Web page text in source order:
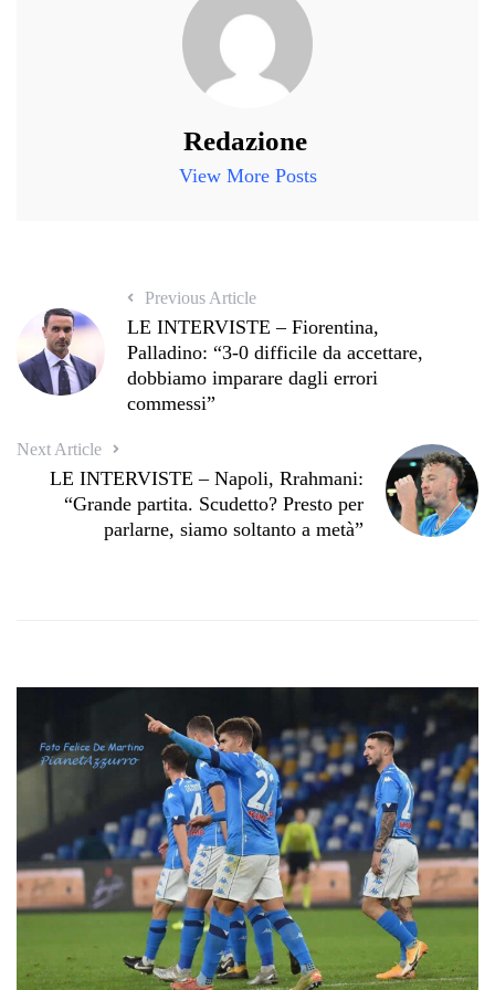
Redazione
View More Posts
Previous Article
LE INTERVISTE – Fiorentina,
Palladino: “3-0 difficile da accettare,
dobbiamo imparare dagli errori
commessi”
Next Article
LE INTERVISTE – Napoli, Rrahmani:
“Grande partita. Scudetto? Presto per
parlarne, siamo soltanto a metà”